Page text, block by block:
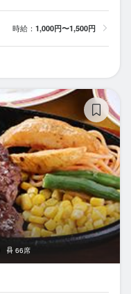
時給： 1,000円〜1,500円
66席